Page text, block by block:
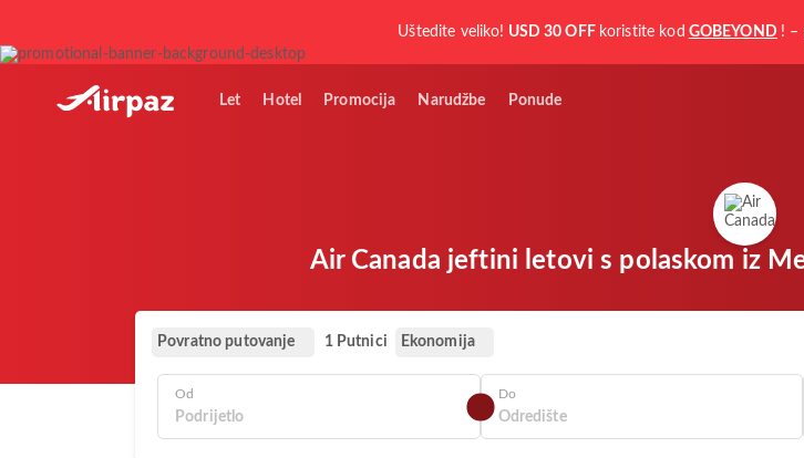
Uštedite veliko! USD 30 OFF koristite kod GOBEYOND ! –
Let Hotel Promocija Narudžbe Ponude
Air Canada jeftini letovi s polaskom iz
Povratno putovanje 1 Putnici Ekonomija
Od Do